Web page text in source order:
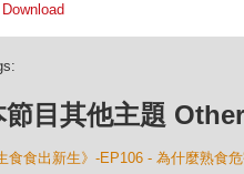
節目其他主題
食食出新生》-EP106 - 為什麼熟食